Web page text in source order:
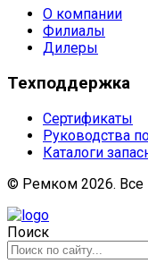
О компании
Филиалы
Дилеры
Техподдержка
Сертификаты
Руководства
Каталоги
© Ремком 2026.
Поиск